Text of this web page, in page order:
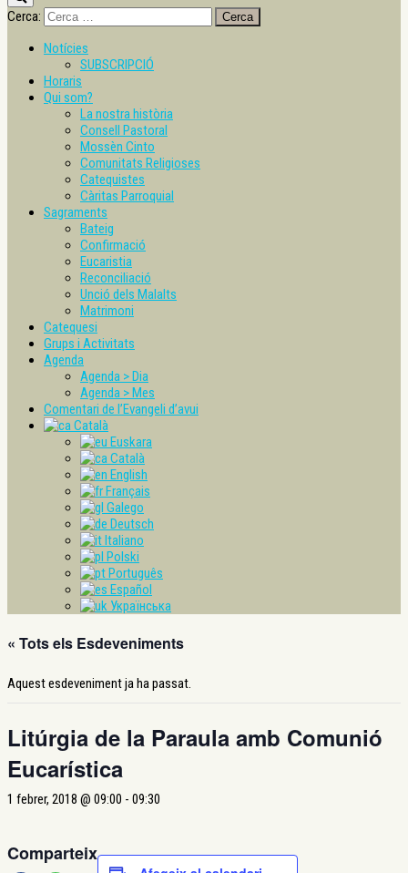
Cerca:
Notícies
SUBSCRIPCIÓ
Horaris
Qui som?
La nostra història
Consell Pastoral
Mossèn Cinto
Comunitats Religioses
Catequistes
Càritas Parroquial
Sagraments
Bateig
Confirmació
Eucaristia
Reconciliació
Unció dels Malalts
Matrimoni
Catequesi
Grups i Activitats
Agenda
Agenda > Dia
Agenda > Mes
Comentari de l’Evangeli d’avui
Català
Euskara
Català
English
Français
Galego
Deutsch
Italiano
Polski
Português
Español
Українська
« Tots els Esdeveniments
Aquest esdeveniment ja ha passat.
Litúrgia de la Paraula amb Comunió
Eucarística
1 febrer, 2018 @ 09:00 - 09:30
Comparteix